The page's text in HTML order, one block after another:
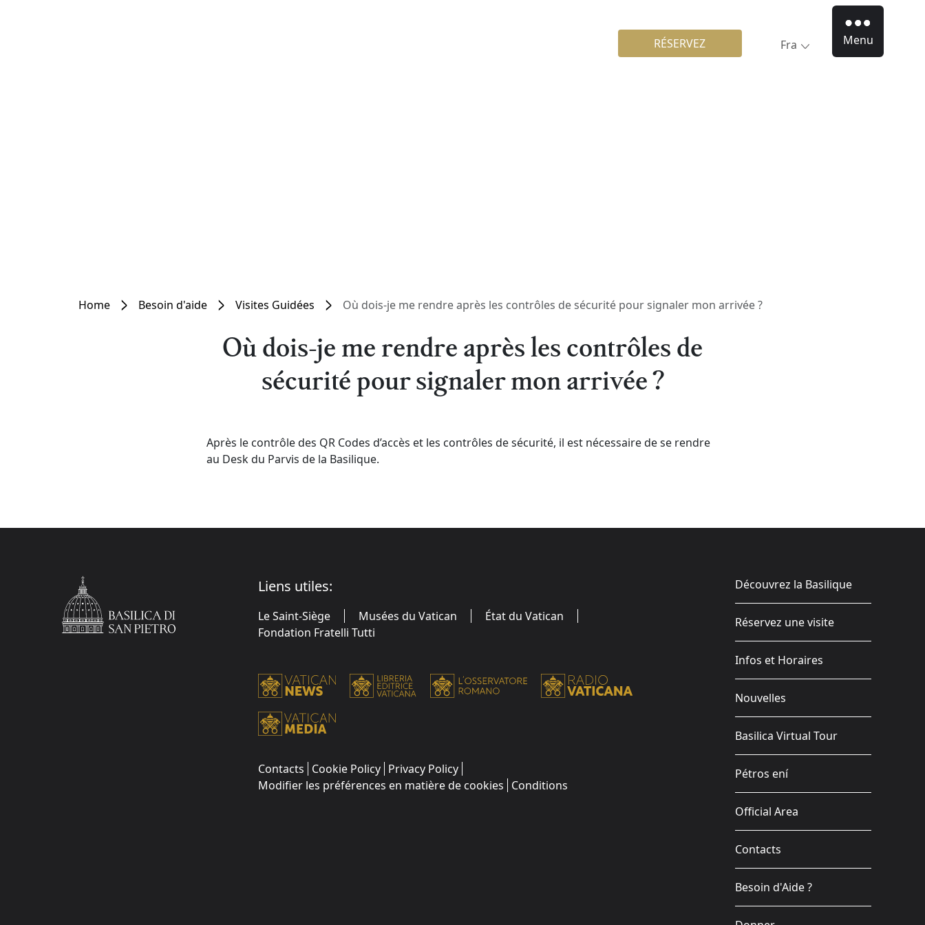
RÉSERVEZ Fra Menu
Home Besoin d'aide Visites Guidées Où dois-je me rendre après les contrôles de sécurité pour signaler mon arrivée ?
Où dois-je me rendre après les contrôles de
sécurité pour signaler mon arrivée ?
Après le contrôle des QR Codes d’accès et les contrôles de sécurité, il est nécessaire de se rendre
au Desk du Parvis de la Basilique.
Liens utiles:
Le Saint-Siège Musées du Vatican
État du Vatican
Fondation Fratelli Tutti
Contacts Cookie Policy Privacy Policy
Modifier les préférences en matière de cookies Conditions
Découvrez la Basilique
Réservez une visite
Infos et Horaires
Nouvelles
Basilica Virtual Tour
Pétros ení
Official Area
Contacts
Besoin d'Aide ?